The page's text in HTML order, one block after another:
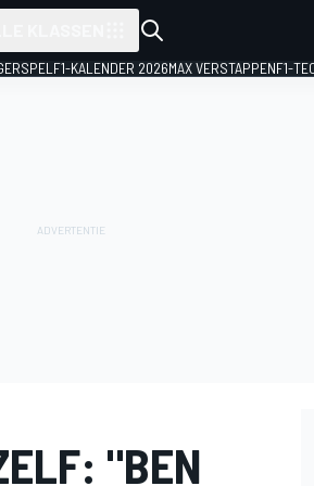
F1-KALENDER 2026MAX VERSTAPPENF1-
"BEN